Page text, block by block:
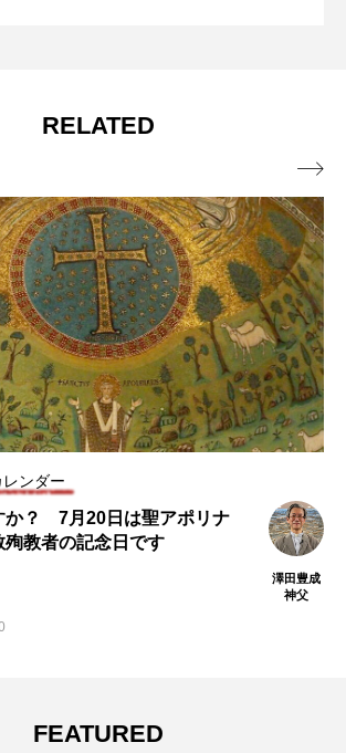
RELATED
ンダー
か？ 7月20日は聖アポリナ
殉教者の記念日です
澤田豊成
神父

FEATURED